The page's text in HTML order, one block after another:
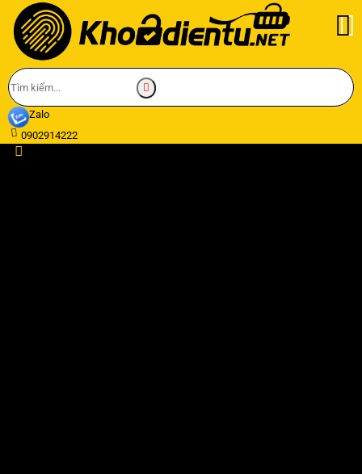
Zalo
0902914222